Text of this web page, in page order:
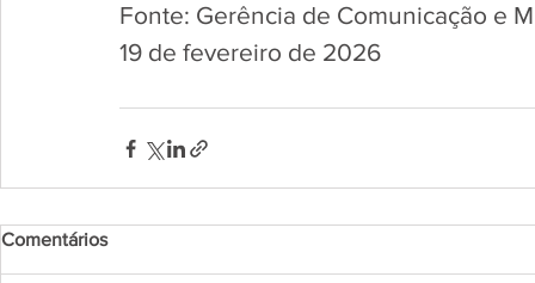
Fonte: Gerência de Comunicação e
19 de fevereiro de 2026
Comentários